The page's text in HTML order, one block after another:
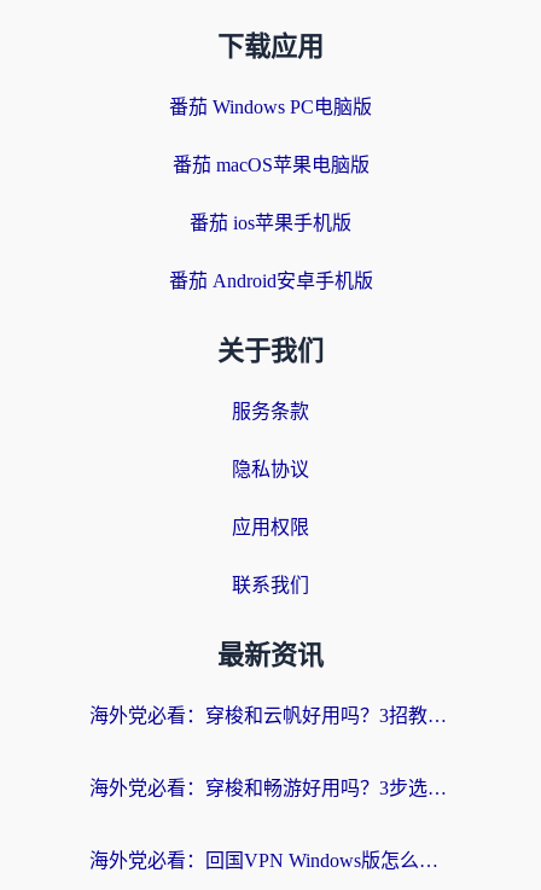
下载应用
番茄 Windows PC电脑版
番茄 macOS苹果电脑版
番茄 ios苹果手机版
番茄 Android安卓手机版
关于我们
服务条款
隐私协议
应用权限
联系我们
最新资讯
海外党必看：穿梭和云帆好用吗？3招教你选对回国加速器（附PTT翻墙+QuickbackFly2CN对比）
海外党必看：穿梭和畅游好用吗？3步选对回国加速器，无缝刷国内剧玩国服
海外党必看：回国VPN Windows版怎么选？3步找到最适合你的无缝访问方案